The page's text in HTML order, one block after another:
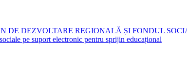
DE DEZVOLTARE REGIONALĂ ȘI FONDUL
pe suport electronic pentru sprijin educațional